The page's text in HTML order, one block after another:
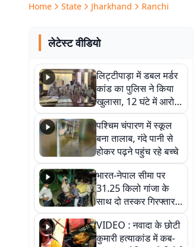
Home State Jharkhand Ranchi
लेटेस्ट वीडियो
लिट्टीपाड़ा में डबल मर्डर
कांड का पुलिस ने किया
खुलासा, 12 घंटे में आरोपी
गिरफ्तार
पश्चिम चंपारण में स्कूल
बना तालाब, गंदे पानी से
होकर पढ़ने पहुंच रहे बच्चे
भारत-नेपाल सीमा पर
31.25 किलो गांजा के
साथ दो तस्कर गिरफ्तार,
नेपाली नंबर की बाइक
जब्त
VIDEO : नवादा के छोटी
कुमारी हत्याकांड में कब-